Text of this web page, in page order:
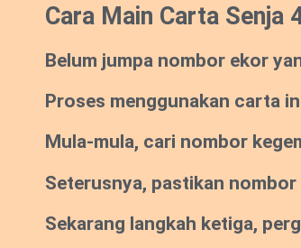
Cara Main Carta Senja
Belum jumpa nombor ekor
Proses menggunakan carta
Mula-mula, cari nombor
Seterusnya, pastikan
Sekarang langkah ketiga,